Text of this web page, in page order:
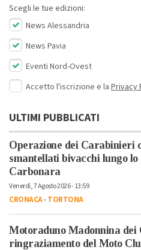
Scegli le tue edizioni:
News Alessandria
News Pavia
Eventi Nord-Ovest
Accetto l'iscrizione e la Privacy
ULTIMI PUBBLICATI
Operazione dei Carabinieri
smantellati bivacchi lungo
Carbonara
Venerdì, 7 Agosto 2026 - 13:59
CRONACA-TORTONA
Motoraduno Madonnina dei
ringraziamento del Moto